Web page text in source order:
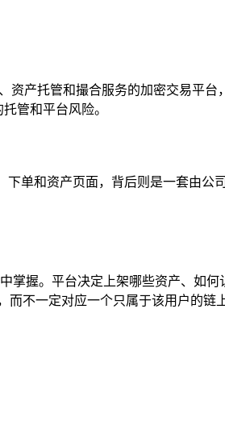
资产托管和撮合服务的加密交易平
管和平台风险。
下单和资产页面，背后则是一套由
握。平台决定上架哪些资产、如
不一定对应一个只属于该用户的链